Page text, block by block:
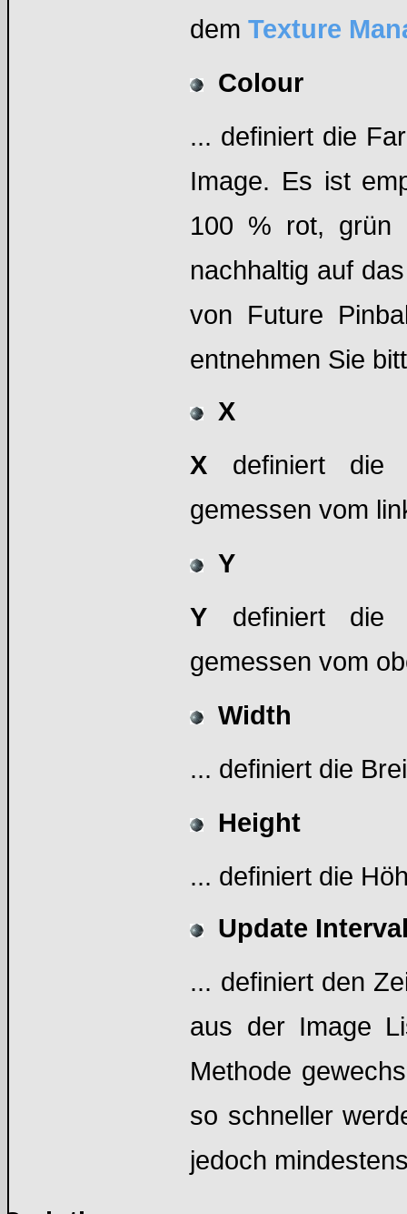
demTexture
Colour
... definiert die
Image. Es ist
100 % rot, grün
nachhaltig auf
von Future
entnehmen Sie
X
X definiert die
gemessen vom
Y
Y definiert die
gemessen vom
Width
... definiert die
Height
... definiert die
Update
... definiert den
aus der Image
Methode
so schneller
jedoch